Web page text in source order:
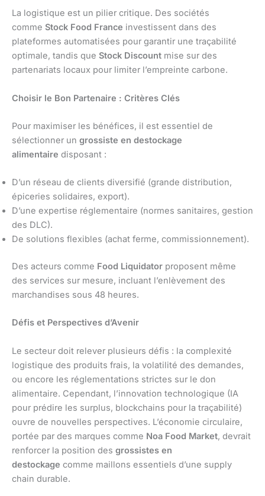
La logistique est un pilier critique. Des sociétés
comme Stock Food France investissent dans des
plateformes automatisées pour garantir une traçabilité
optimale, tandis que Stock Discount mise sur des
partenariats locaux pour limiter l’empreinte carbone.
Choisir le Bon Partenaire : Critères Clés
Pour maximiser les bénéfices, il est essentiel de
sélectionner un grossiste en destockage
alimentaire disposant :
D’un réseau de clients diversifié (grande distribution,
épiceries solidaires, export).
D’une expertise réglementaire (normes sanitaires, gestion
des DLC).
De solutions flexibles (achat ferme, commissionnement).
Des acteurs comme Food Liquidator proposent même
des services sur mesure, incluant l’enlèvement des
marchandises sous 48 heures.
Défis et Perspectives d’Avenir
Le secteur doit relever plusieurs défis : la complexité
logistique des produits frais, la volatilité des demandes,
ou encore les réglementations strictes sur le don
alimentaire. Cependant, l’innovation technologique (IA
pour prédire les surplus, blockchains pour la traçabilité)
ouvre de nouvelles perspectives. L’économie circulaire,
portée par des marques comme Noa Food Market, devrait
renforcer la position des grossistes en
destockage comme maillons essentiels d’une supply
chain durable.